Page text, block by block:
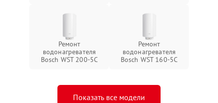
Ремонт
водонагревателя
Bosch WST 200-5C
Ремонт
водонагревателя
Bosch WST 160-5C
Показать все модели